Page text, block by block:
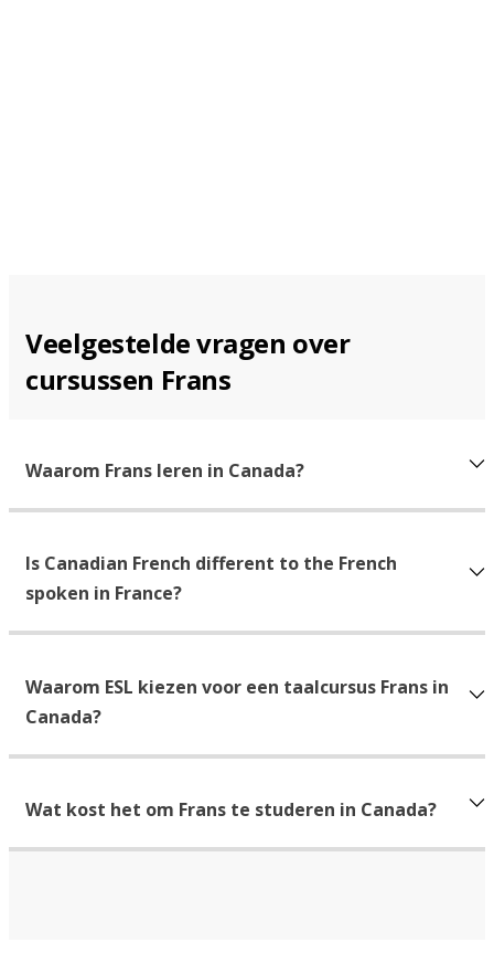
Veelgestelde vragen over
cursussen Frans
Waarom Frans leren in Canada?
Is Canadian French different to the French
spoken in France?
Waarom ESL kiezen voor een taalcursus Frans in
Canada?
Wat kost het om Frans te studeren in Canada?